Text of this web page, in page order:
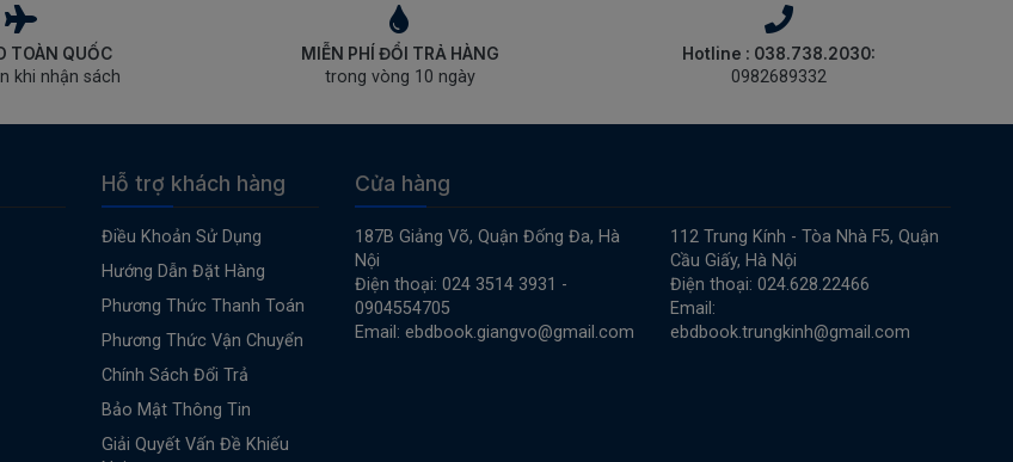
TOÀN QUỐC
khi nhận sách
MIỄN PHÍ ĐỔI TRẢ HÀNG
trong vòng 10 ngày
Hotline : 038.738.2030:
0982689332
Hỗ trợ khách hàng
Điều Khoản Sử Dụng
Hướng Dẫn Đặt Hàng
Phương Thức Thanh Toán
Phương Thức Vận Chuyển
Chính Sách Đổi Trả
Bảo Mật Thông Tin
Giải Quyết Vấn Đề Khiếu
Cửa hàng
187B Giảng Võ, Quận Đống Đa, Hà
Nội
Điện thoại: 024 3514 3931 -
0904554705
Email: ebdbook.giangvo@gmail.com
112 Trung Kính - Tòa Nhà F5, Quận
Cầu Giấy, Hà Nội
Điện thoại: 024.628.22466
Email:
ebdbook.trungkinh@gmail.com